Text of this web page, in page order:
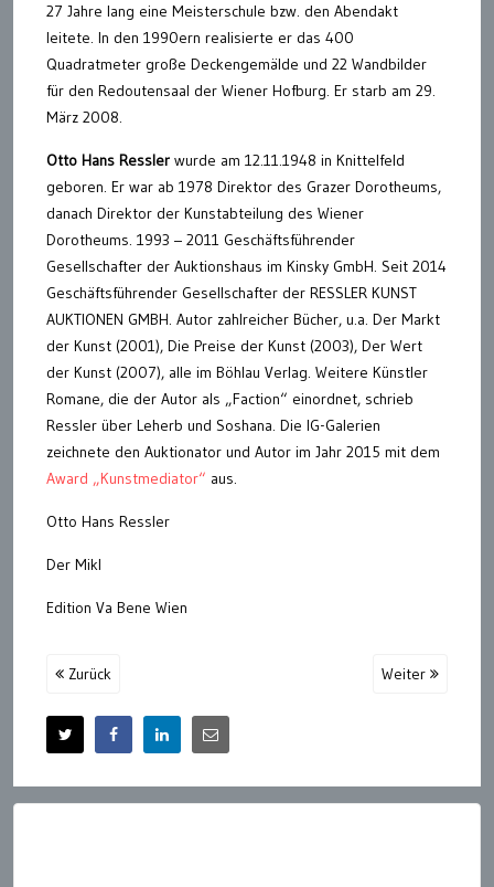
27 Jahre lang eine Meisterschule bzw. den Abendakt
leitete. In den 1990ern realisierte er das 400
Quadratmeter große Deckengemälde und 22 Wandbilder
für den Redoutensaal der Wiener Hofburg. Er starb am 29.
März 2008.
Otto Hans Ressler wurde am 12.11.1948 in Knittelfeld
geboren. Er war ab 1978 Direktor des Grazer Dorotheums,
danach Direktor der Kunstabteilung des Wiener
Dorotheums. 1993 – 2011 Geschäftsführender
Gesellschafter der Auktionshaus im Kinsky GmbH. Seit 2014
Geschäftsführender Gesellschafter der RESSLER KUNST
AUKTIONEN GMBH. Autor zahlreicher Bücher, u.a. Der Markt
der Kunst (2001), Die Preise der Kunst (2003), Der Wert
der Kunst (2007), alle im Böhlau Verlag. Weitere Künstler
Romane, die der Autor als „Faction“ einordnet, schrieb
Ressler über Leherb und Soshana. Die IG-Galerien
zeichnete den Auktionator und Autor im Jahr 2015 mit dem
Award „Kunstmediator“ aus.
Otto Hans Ressler
Der Mikl
Edition Va Bene Wien
Zurück Weiter